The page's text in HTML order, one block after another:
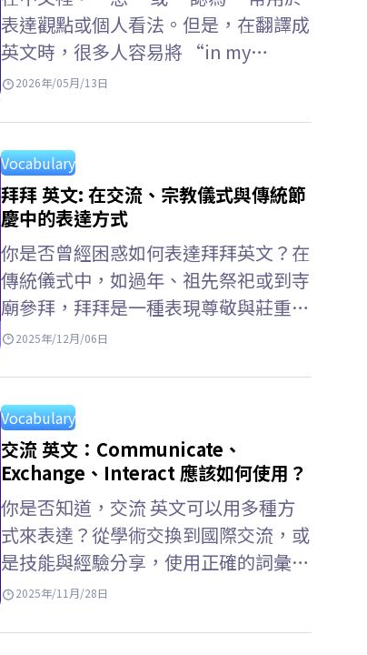
表達觀點或個人看法。但是，在翻譯成
英文時，很多人容易將 “in my
opinion” 與 “consider” 混淆。…
2026年/05月/13日
Vocabulary
拜拜 英文: 在交流、宗教儀式與傳統節
慶中的表達方式
你是否曾經困惑如何表達拜拜英文？在
傳統儀式中，如過年、祖先祭祀或到寺
廟參拜，拜拜是一種表現尊敬與莊重的
行為。透過本文，ELSA Speak 將協助
介紹越南文化。 拜拜 英文是什麼? 拜拜
英文 – Worship Worship 通常用來指
崇敬、景仰、宗教信仰，或具有正式儀
式的拜拜行為。此詞多與神靈崇拜、具
明確規範的宗教儀式相關聯。…
2025年/12月/06日
Vocabulary
交流 英文：Communicate、
Exchange、Interact 應該如何使用？
你是否知道，交流 英文可以用多種方
式來表達？從學術交換到國際交流，或
是技能與經驗分享，使用正確的詞彙不
僅能讓你表達更準確，還能拓展學習機
2025年/11月/28日